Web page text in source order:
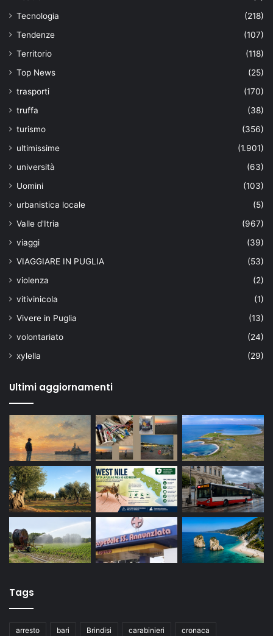
Tecnologia
(218)
Tendenze
(107)
Territorio
(118)
Top News
(25)
trasporti
(170)
truffa
(38)
turismo
(356)
ultimissime
(1.901)
università
(63)
Uomini
(103)
urbanistica locale
(5)
Valle d'Itria
(967)
viaggi
(39)
VIAGGIARE IN PUGLIA
(53)
violenza
(2)
vitivinicola
(1)
Vivere in Puglia
(13)
volontariato
(24)
xylella
(29)
Ultimi aggiornamenti
Tags
arresto bari Brindisi carabinieri cronaca